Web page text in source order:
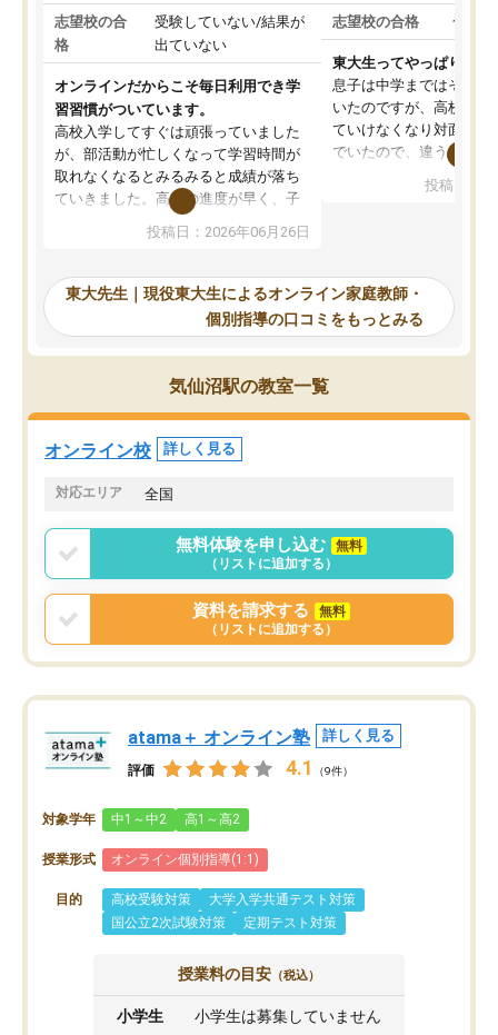
志望校の合
格
受験していない/結果が
出ていない
オンラインだからこそ毎日利用でき学
習習慣がついています。
高校入学してすぐは頑張っていました
が、部活動が忙しくなって学習時間が
取れなくなるとみるみると成績が落ち
ていきました。高校の進度が早く、子
供も家に帰って勉強の話すると嫌な反
応を示します。東大先生にお願いして
れるので、親としても安心です。毎日
使える自習室とかもあり、わからない
ところがあれば先生が回答してくれる
のも重宝しています。
投稿日：2026年06月26日
志望校の合格 合格
東大生ってやっぱりすご
息子は中学まではそこそ
いたのですが、高校に入
ていけなくなり対面の塾
でいたので、違うアプロ
で、当初は模試でD判定
自習室が毎日使えていつ
るのが心強かったよう
謝です。
投稿日：
東大先生｜現役東大生によるオンライン家庭教師・
個別指導の口コミをもっとみる
気仙沼駅の教室一覧
オンライン校 詳しく見る
対応エリア 全国
無料体験を申し込む
無料
（リストに追加する）
資料を請求する
無料
（リストに追加する）
atama＋ オンライン塾 詳しく見る
評価 4.1 （9件）
対象学年 中1～中2 高1～高2
授業形式 オンライン個別指導(1:1)
目的 高校受験対策
大学入学共通テスト対策
国公立2次試験対策
定期テスト対策
授業料の目安 （税込）
小学生 小学生は募集していません